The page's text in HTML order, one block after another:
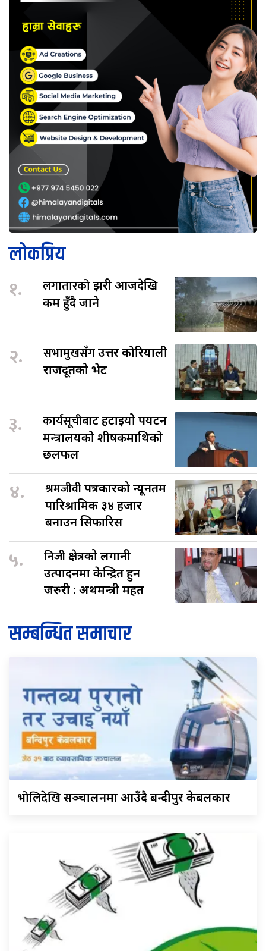
लोकप्रिय
१. लगातारकोझरी आजदेखि
कम हुँदै जाने
२. सभामुखसँगउत्तर कोरियाली
राजदूतको भेट
३. कार्यसूचीबाटहटाइयो पर्यटन
मन्त्रालयको शीर्षकमाथिको
छलफल
४. श्रमजीवीपत्रकारको न्यूनतम
पारिश्रामिक ३४ हजार
बनाउन सिफारिस
५. निजी क्षेत्रको लगानी
उत्पादनमा केन्द्रित हुन
जरुरी : अर्थमन्त्री महत
सम्बन्धित समाचार
भोलिदेखिसञ्चालनमा आउँदै बन्दीपुर केबलकार